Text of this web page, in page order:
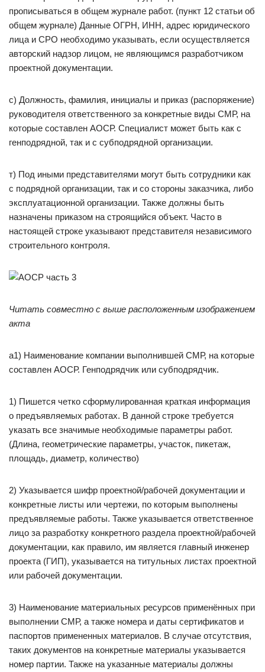
прописываться в общем журнале работ. (пункт 12 статьи об
общем журнале) Данные ОГРН, ИНН, адрес юридического
лица и СРО необходимо указывать, если осуществляется
авторский надзор лицом, не являющимся разработчиком
проектной документации.
с) Должность, фамилия, инициалы и приказ (распоряжение)
руководителя ответственного за конкретные виды СМР, на
которые составлен АОСР. Специалист может быть как с
генподрядной, так и с субподрядной организации.
т) Под иными представителями могут быть сотрудники как
с подрядной организации, так и со стороны заказчика, либо
эксплуатационной организации. Также должны быть
назначены приказом на строящийся объект. Часто в
настоящей строке указывают представителя независимого
строительного контроля.
Читать совместно с выше расположенным изображением
акта
а1) Наименование компании выполнившей СМР, на которые
составлен АОСР. Генподрядчик или субподрядчик.
1) Пишется четко сформулированная краткая информация
о предъявляемых работах. В данной строке требуется
указать все значимые необходимые параметры работ.
(Длина, геометрические параметры, участок, пикетаж,
площадь, диаметр, количество)
2) Указывается шифр проектной/рабочей документации и
конкретные листы или чертежи, по которым выполнены
предъявляемые работы. Также указывается ответственное
лицо за разработку конкретного раздела проектной/рабочей
документации, как правило, им является главный инженер
проекта (ГИП), указывается на титульных листах проектной
или рабочей документации.
3) Наименование материальных ресурсов применённых при
выполнении СМР, а также номера и даты сертификатов и
паспортов примененных материалов. В случае отсутствия,
таких документов на конкретные материалы указывается
номер партии. Также на указанные материалы должны